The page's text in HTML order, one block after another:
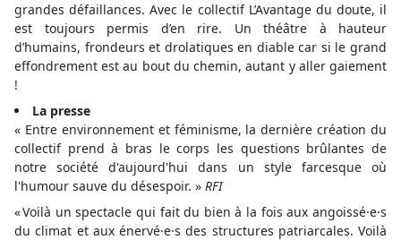
grandes défaillances. Avec le collectif L’Avantage du doute, il
est toujours permis d’en rire. Un théâtre à hauteur
d’humains, frondeurs et drolatiques en diable car si le grand
effondrement est au bout du chemin, autant y aller gaiement
!
La presse
« Entre environnement et féminisme, la dernière création du
collectif prend à bras le corps les questions brûlantes de
notre société d'aujourd'hui dans un style farcesque où
l'humour sauve du désespoir. » RFI
« Voilà un spectacle qui fait du bien à la fois aux angoissé·e·s
du climat et aux énervé·e·s des structures patriarcales. Voilà